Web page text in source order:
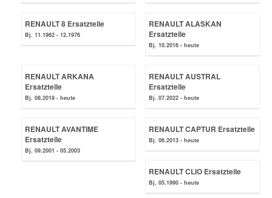
RENAULT 8 Ersatzteile
Bj. 11.1962 - 12.1976
RENAULT ALASKAN
Ersatzteile
Bj. 10.2016 - heute
RENAULT ARKANA
Ersatzteile
Bj. 08.2019 - heute
RENAULT AUSTRAL
Ersatzteile
Bj. 07.2022 - heute
RENAULT AVANTIME
Ersatzteile
Bj. 09.2001 - 05.2003
RENAULT CAPTUR Ersatzteile
Bj. 06.2013 - heute
RENAULT CLIO Ersatzteile
Bj. 05.1990 - heute
Nissan Ersatzteile
Seat Ersatzteile
Skoda Ersatzteile
Smart Ersatzteile